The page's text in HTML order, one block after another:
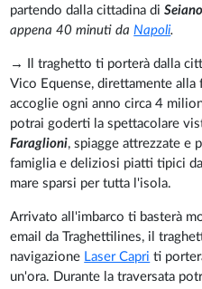
partendo dalla cittadina di
appena 40 minuti daNapoli.
→ Il traghetto ti porterà dalla
Vico Equense, direttamente alla
accoglie ogni anno circa 4
potrai goderti la spettacolare
Faraglioni, spiagge attrezzate e
famiglia e deliziosi piatti tipici
mare sparsi per tutta l'isola.
Arrivato all'imbarco ti basterà
email da Traghettilines, il
navigazione Laser Capri ti
un'ora. Durante la traversata